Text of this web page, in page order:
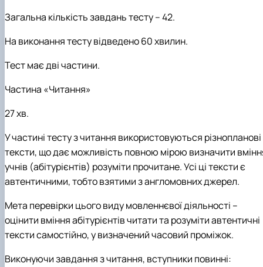
Загальна кількість завдань тесту – 42.
На виконання тесту відведено 60 хвилин.
Тест має дві частини.
Частина «Читання»
27 хв.
У частині тесту з читання використовуються різнопланові
тексти, що дає можливість повною мірою визначити
учнів (абітурієнтів) розуміти прочитане. Усі ці тексти є
автентичними, тобто взятими з англомовних джерел.
Мета перевірки цього виду мовленнєвої діяльності –
оцінити вміння абітурієнтів читати та розуміти автентичні
тексти самостійно, у визначений часовий проміжок.
Виконуючи завдання з читання, вступники повинні: